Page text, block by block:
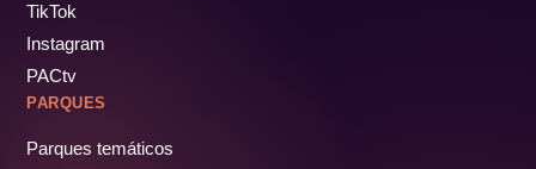
TikTok
Instagram
PACtv
PARQUES
Parques temáticos